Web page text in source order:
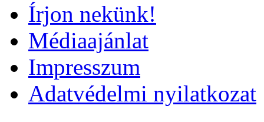
Írjon nekünk!
Médiaajánlat
Impresszum
Adatvédelmi nyilatkozat